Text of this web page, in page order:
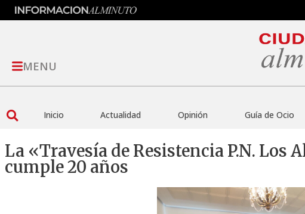
MENU
Inicio Actualidad Opinión Guía de Ocio
La «Travesía de Resistencia P.N. Los
cumple 20 años